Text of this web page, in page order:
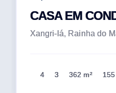
CASA EM
Xangri-lá, Rainha do
4 3 362 m² 155